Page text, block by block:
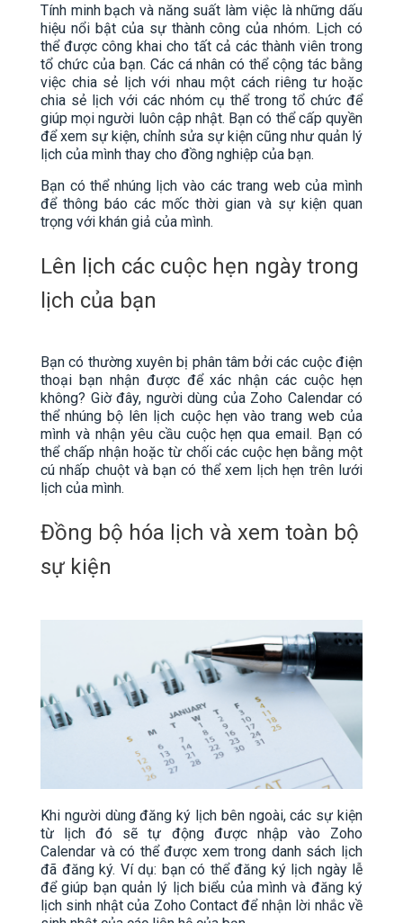
Tính minh bạch và năng suất làm việc là những dấu
hiệu nổi bật của sự thành công của nhóm. Lịch có
thể được công khai cho tất cả các thành viên trong
tổ chức của bạn. Các cá nhân có thể cộng tác bằng
việc chia sẻ lịch với nhau một cách riêng tư hoặc
chia sẻ lịch với các nhóm cụ thể trong tổ chức để
giúp mọi người luôn cập nhật. Bạn có thể cấp quyền
để xem sự kiện, chỉnh sửa sự kiện cũng như quản lý
lịch của mình thay cho đồng nghiệp của bạn.
Bạn có thể nhúng lịch vào các trang web của mình
để thông báo các mốc thời gian và sự kiện quan
trọng với khán giả của mình.
Lên lịch các cuộc hẹn ngày trong
lịch của bạn
Bạn có thường xuyên bị phân tâm bởi các cuộc điện
thoại bạn nhận được để xác nhận các cuộc hẹn
không? Giờ đây, người dùng của Zoho Calendar có
thể nhúng bộ lên lịch cuộc hẹn vào trang web của
mình và nhận yêu cầu cuộc hẹn qua email. Bạn có
thể chấp nhận hoặc từ chối các cuộc hẹn bằng một
cú nhấp chuột và bạn có thể xem lịch hẹn trên lưới
lịch của mình.
Đồng bộ hóa lịch và xem toàn bộ
sự kiện
Khi người dùng đăng ký lịch bên ngoài, các sự kiện
từ lịch đó sẽ tự động được nhập vào Zoho
Calendar và có thể được xem trong danh sách lịch
đã đăng ký. Ví dụ: bạn có thể đăng ký lịch ngày lễ
để giúp bạn quản lý lịch biểu của mình và đăng ký
lịch sinh nhật của Zoho Contact để nhận lời nhắc về